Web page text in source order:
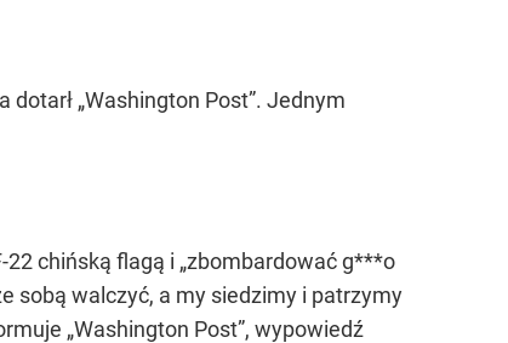
„Washington Post”. Jednym
chińską flagą i „zbombardować g***o
sobą walczyć, a my siedzimy i patrzymy
„Washington Post”, wypowiedź